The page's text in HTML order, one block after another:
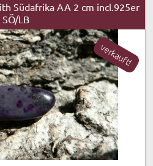
Südafrika AA 2 cm incl.925er
SÖ/LB
verkauft!